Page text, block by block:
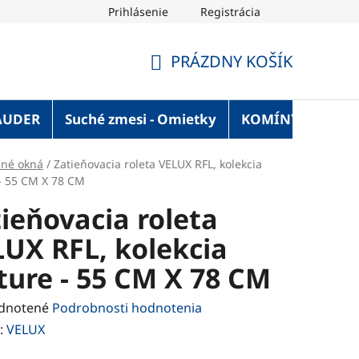
Strechaonline.sk - informácie z prvej ruky
Prihlásenie Registrácia
KOŠÍK
PRÁZDNY KOŠÍK
Suché zmesi - Omietky KOMÍNY
okná / Zatieňovacia roleta VELUX RFL, kolekcia
CM X 78 CM
roleta
RFL, kolekcia
- 55 CM X 78 CM
Podrobnosti hodnotenia
VELUX